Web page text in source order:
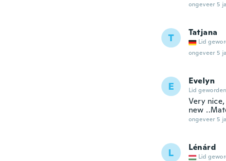
ongeveer 5
T Tatjana
Lid
ongeveer 5
E Evelyn
Lid
Very
new
ongeveer 5
L Lénárd
Lid